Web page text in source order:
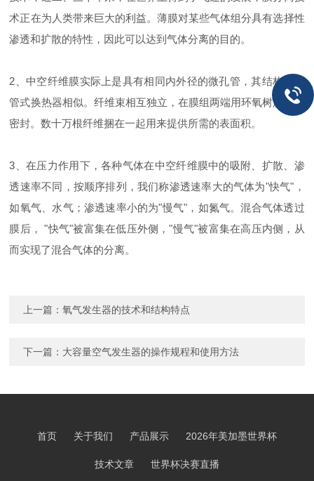
术正在为人类带来巨大的利益。薄膜对某些气体组分具有选择性
渗透和扩散的特性，因此可以达到气体分离的目的。
2、中空纤维膜实际上是具有相同内外径的微孔管，其结构与列
管式换热器相似。纤维束相互独立，在膜组两端用环氧树脂进行
密封。数十万根纤维捆在一起用来提供所需的表面积。
3、在压力作用下，各种气体在中空纤维膜中的吸附、扩散、渗
透速率不同，按顺序排列，我们称渗透速率大的气体为"快气"，
如氧气、水气；渗透速率小的为"慢气"，如氮气。混合气体透过
膜后， "快气"被富集在低压外侧，"慢气"被富集在高压内侧，从
而实现了混合气体的分离。
上一篇：氧气发生器的技术和结构特点
下一篇： 大容量空气发生器的操作规程和使用方法
首页 关于我们 产品展示 2026年美加墨世界杯
技术文章 世界杯决赛直播